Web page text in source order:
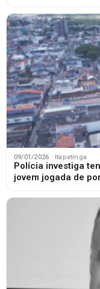
09/01/2026 · Itapetinga
Polícia investiga
jovem jogada de